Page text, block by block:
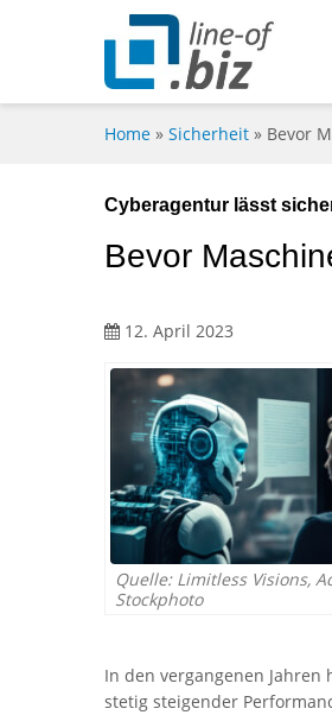
Home » Sicherheit » Bevor
Cyberagentur lässt
Bevor
12. April 2023
Quelle: Limitless Visions,
Stockphoto
In den vergangenen
stetig steigender